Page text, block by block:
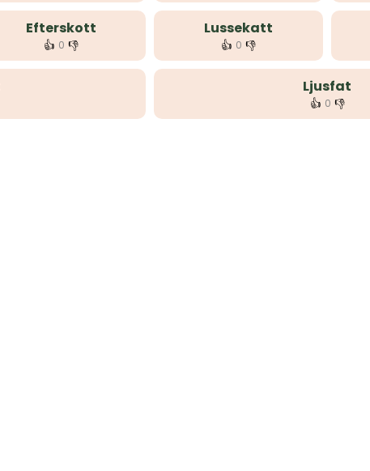
Efterskott
👍 0 👎
Lussekatt
👍 0 👎
Ljusfat
👍 0 👎